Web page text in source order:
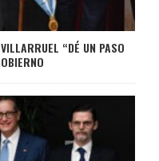
“DÉ UN PASO